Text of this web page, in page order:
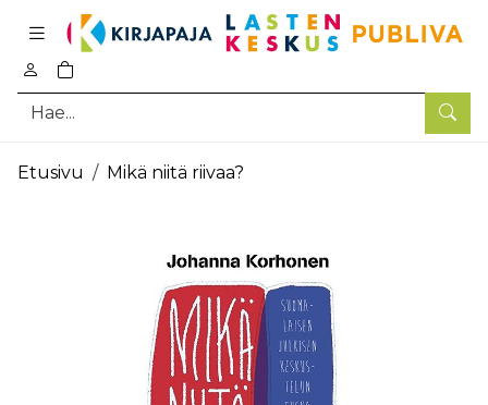
Hae
0
tuotetta ostoskorissa
Pääsisältö
Etusivu Mikä niitä riivaa?